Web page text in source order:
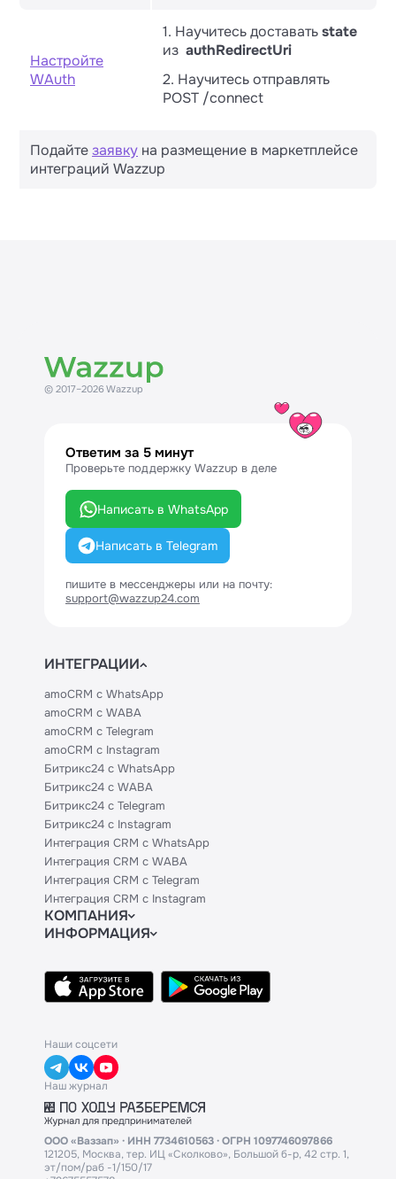
Настройте
WAuth
1. Научитесь доставатьstate
из authRedirectUri
2. Научитесь отправлять
POST /connect
Подайтезаявку на размещение в маркетплейсе
интеграций Wazzup
© 2017–2026 Wazzup
Ответим за 5 минут
Проверьте поддержку Wazzup в деле
Написать в WhatsApp
Написать в Telegram
пишите в мессенджеры или на почту:
support@wazzup24.com
ИНТЕГРАЦИИ
amoCRM с WhatsApp
amoCRM с WABA
amoCRM с Telegram
amoCRM с Instagram
Битрикс24 с WhatsApp
Битрикс24 с WABA
Битрикс24 с Telegram
Битрикс24 с Instagram
Интеграция CRM с WhatsApp
Интеграция CRM с WABA
Интеграция CRM с Telegram
Интеграция CRM с Instagram
КОМПАНИЯ
Блог
Контакты
Политики и соглашения
ИНФОРМАЦИЯ
Техническим партнерам
Тарифы
Наши соцсети
Наш журнал
ООО «Ваззап» · ИНН 7734610563 · ОГРН 1097746097866
121205, Москва, тер. ИЦ «Сколково», Большой б-р, 42 стр. 1,
эт/пом/раб -1/150/17